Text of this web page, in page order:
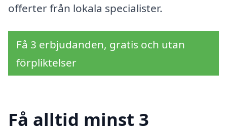
offerter från lokala specialister.
Få 3 erbjudanden, gratis och utan
förpliktelser
Få alltid minst 3